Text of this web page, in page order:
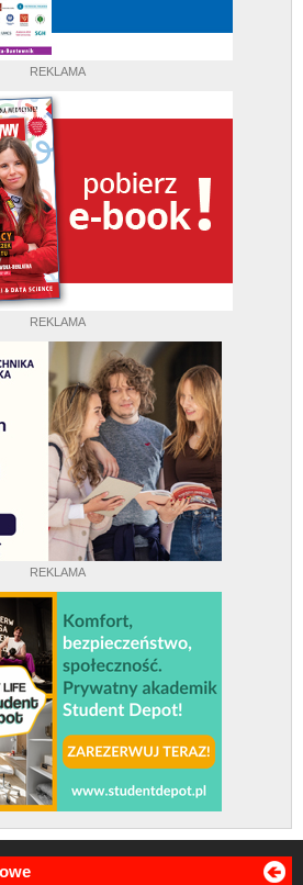
REKLAMA
REKLAMA
REKLAMA